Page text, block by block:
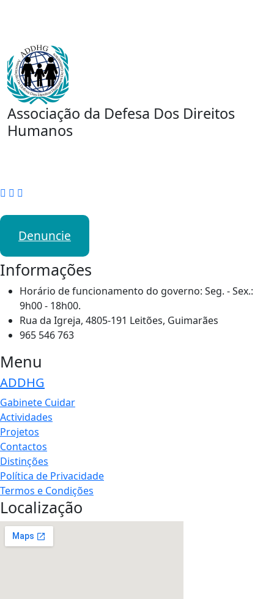
Associação da Defesa Dos Direitos
Humanos
Denuncie
Informações
Horário de funcionamento do governo: Seg. - Sex.:
9h00 - 18h00.
Rua da Igreja, 4805-191 Leitões, Guimarães
965 546 763
Menu
ADDHG
Gabinete Cuidar
Actividades
Projetos
Contactos
Distinções
Política de Privacidade
Termos e Condições
Localização